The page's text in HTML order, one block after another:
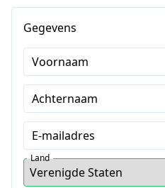
Gegevens
Voornaam
Achternaam
E-mailadres
Land